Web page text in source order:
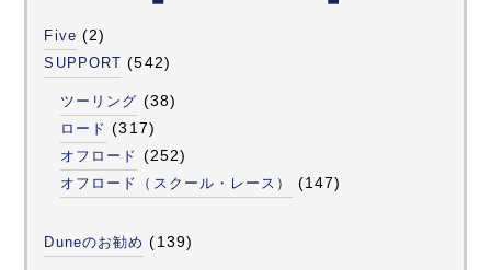
Five (2)
SUPPORT (542)
ツーリング (38)
ロード (317)
オフロード (252)
オフロード（スクール・レース） (147)
Duneのお勧め (139)